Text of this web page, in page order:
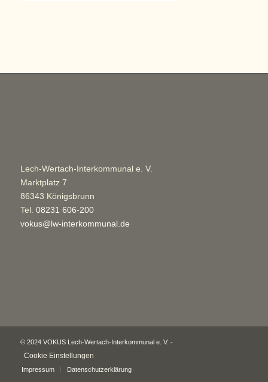
Lech-Wertach-Interkommunal e. V.
Marktplatz 7
86343 Königsbrunn
Tel. 08231 606-200
vokus@lw-interkommunal.de
© 2024 VOKUS Lech-Wertach-Interkommunal e. V. -
Cookie Einstellungen
Impressum Datenschutzerklärung